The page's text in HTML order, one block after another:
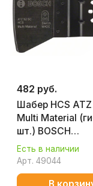
482 руб.
Шабер HCS ATZ
Multi Material
шт.) BOSCH
2609256955
Есть в наличии
Арт. 49044